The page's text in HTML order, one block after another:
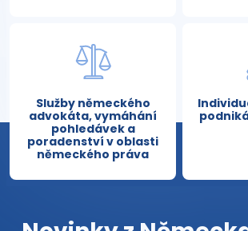
Služby německého
advokáta, vymáhání
pohledávek a
poradenství v oblasti
německého práva